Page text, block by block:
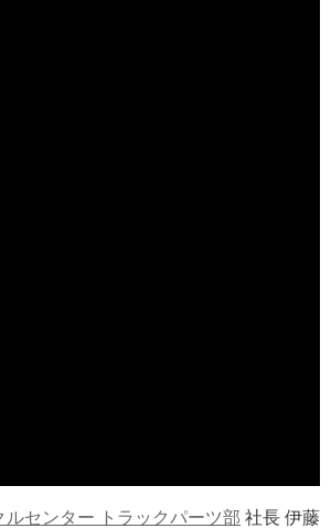
ルセンター トラックパーツ部 社長 伊藤